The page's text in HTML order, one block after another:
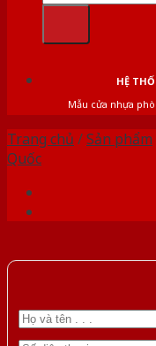
HỆ
Mẫu cửa nhựa
Trang chủ /Sản phẩm
Quốc